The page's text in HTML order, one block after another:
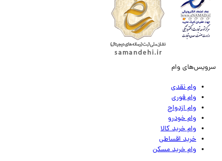
وام
وام نقدی
وام فوری
وام ازدواج
وام خودرو
وام خرید کالا
خرید اقساطی
وام خرید مسکن